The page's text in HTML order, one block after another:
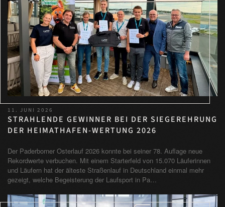
11. JUNI 2026
STRAHLENDE GEWINNER BEI DER SIEGEREHRUNG
DER HEIMATHAFEN-WERTUNG 2026
Der Paderborner Osterlauf 2026 konnte bei seiner 78. Auflage neue
Rekordwerte verbuchen. Mit einem Starterfeld von 15.070 Läuferinnen
und Läufern hat der älteste Straßenlauf in Deutschland einmal mehr
gezeigt, welche Begeisterung der Laufsport in Pa…